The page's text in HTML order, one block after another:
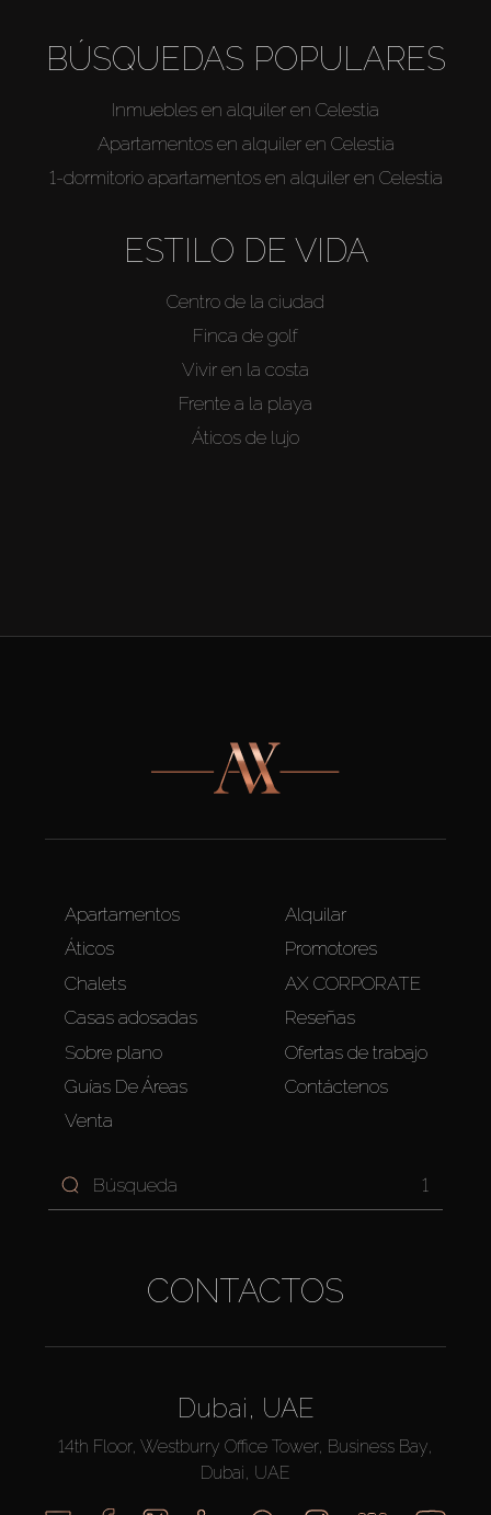
BÚSQUEDAS POPULARES
Inmuebles en alquiler en Celestia
Apartamentos en alquiler en Celestia
1-dormitorio apartamentos en alquiler en Celestia
ESTILO DE VIDA
Centro de la ciudad
Finca de golf
Vivir en la costa
Frente a la playa
Áticos de lujo
Apartamentos
Áticos
Chalets
Casas adosadas
Sobre plano
Guías De Áreas
Venta
Alquilar
Promotores
AX CORPORATE
Reseñas
Ofertas de trabajo
Contáctenos
1
CONTACTOS
Dubai, UAE
14th Floor, Westburry Office Tower, Business Bay,
Dubai, UAE